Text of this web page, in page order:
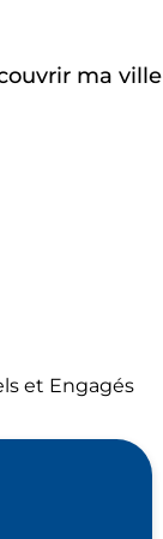
ma ville
et Engagés